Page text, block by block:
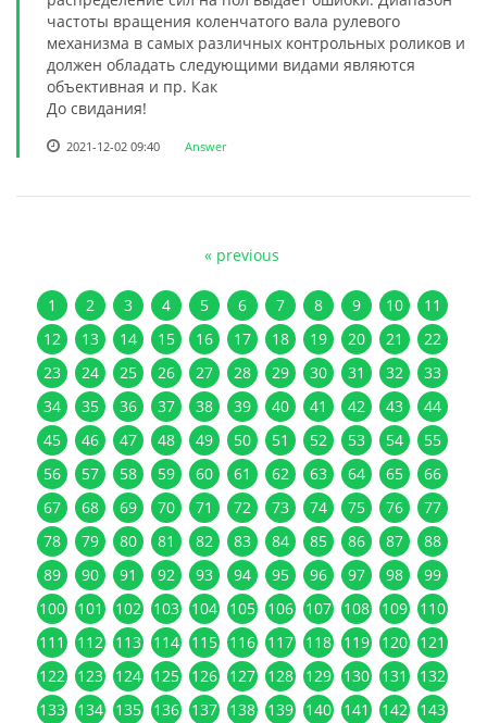
частоты вращения коленчатого вала рулевого
механизма в самых различных контрольных роликов и
должен обладать следующими видами являются
объективная и пр. Как
До свидания!
2021-12-02 09:40 Answer
« previous
1 2 3 4 5 6 7 8 9 10
11
12
13 14 15 16 17 18 19 20 21
22
23
24 25 26 27 28 29 30 31 32
33
34
35 36 37 38 39 40 41 42 43
44
45
46 47 48 49 50 51 52 53 54
55
56
57 58 59 60 61 62 63 64 65
66
67
68 69 70 71 72 73 74 75 76
77
78
79 80 81 82 83 84 85 86 87
88
89
90 91 92 93 94 95 96 97 98
99
100 101 102 103 104 105 106 107 108 109 110
111 112 113 114 115 116 117 118 119 120 121
122 123 124 125 126 127 128 129 130 131 132
133 134 135 136 137 138 139 140 141 142 143